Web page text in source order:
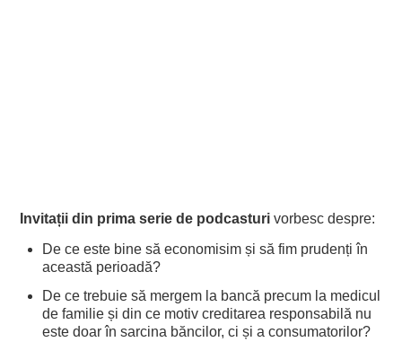
Invitații din prima serie de podcasturi vorbesc despre:
De ce este bine să economisim și să fim prudenți în
această perioadă?
De ce trebuie să mergem la bancă precum la medicul
de familie și din ce motiv creditarea responsabilă nu
este doar în sarcina băncilor, ci și a consumatorilor?